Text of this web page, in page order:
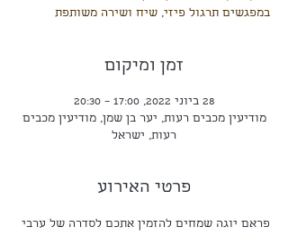
במפגשים תרגול פיזי, שיח ושירה משותפת
זמן ומיקום
28 ביוני 2022, 17:00 – 20:30
מודיעין מכבים רעות, יער בן שמן, מודיעין מכבים
רעות, ישראל
פרטי האירוע
פראם יוגה שמחים להזמין אתכם לסדרה של ערבי